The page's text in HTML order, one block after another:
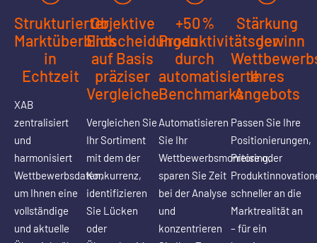
Strukturierter
Marktüberblick
in
Echtzeit
XAB
zentralisiert
und
harmonisiert
Wettbewerbsdaten,
um Ihnen eine
vollständige
und aktuelle
Objektive
Entscheidungen
auf Basis
präziser
Vergleiche
Vergleichen Sie
Ihr Sortiment
mit dem der
Konkurrenz,
identifizieren
Sie Lücken
oder
+50 %
Produktivitätsgewinn
durch
automatisierte
Benchmarks
Automatisieren
Sie Ihr
Wettbewerbsmonitoring,
sparen Sie Zeit
bei der Analyse
und
konzentrieren
Stärkung
der
Ihres
Angebots
Passen Sie Ihre
Positionierungen,
Preise oder
schneller an die
Marktrealität an
– für ein